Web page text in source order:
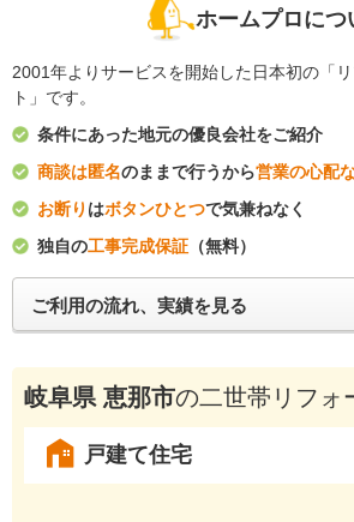
ホームプロにつ
2001年よりサービスを開始した日本初の「
ト」です。
条件にあった地元の優良会社をご紹介
商談は匿名のままで行うから営業の心配
お断り はボタンひとつで気兼ねなく
独自の工事完成保証 （無料）
ご利用の流れ、実績を見る
岐阜県 恵那市の二世帯リフォ
戸建て住宅